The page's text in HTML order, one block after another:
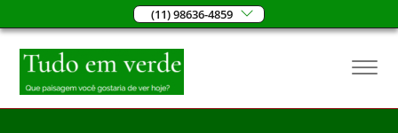
(11) 98636-4859